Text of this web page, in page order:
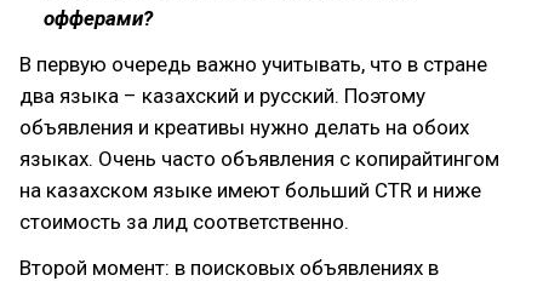
офферами?
В первую очередь важно учитывать, что в стране
два языка – казахский и русский. Поэтому
объявления и креативы нужно делать на обоих
языках. Очень часто объявления с копирайтингом
на казахском языке имеют больший CTR и ниже
стоимость за лид соответственно.
Второй момент: в поисковых объявлениях в